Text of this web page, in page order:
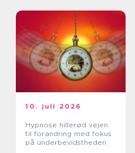
10. juli 2026
Hypnose hillerød vejen
til forandring med fokus
på underbevidstheden